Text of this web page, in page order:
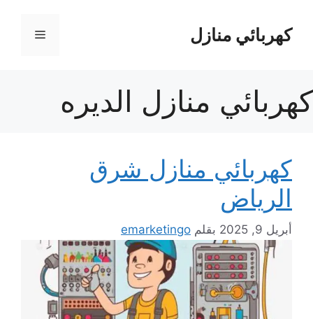
المحتوىكهربائي منازل القائمة
كهربائي منازل الديره
كهربائي منازل شرق
الرياض
أبريل 9, 2025 بقلم emarketingo